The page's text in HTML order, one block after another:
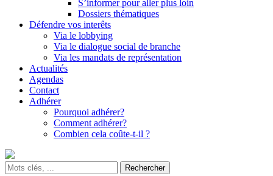
S’informer pour aller plus loin
Dossiers thématiques
Défendre vos interêts
Via le lobbying
Via le dialogue social de branche
Via les mandats de représentation
Actualités
Agendas
Contact
Adhérer
Pourquoi adhérer?
Comment adhérer?
Combien cela coûte-t-il ?